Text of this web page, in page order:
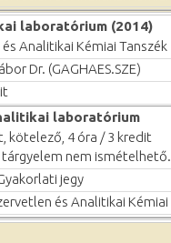
laboratórium (2014)
Analitikai Kémiai Tanszék
Dr. (GAGHAES.SZE)
laboratórium
kötelező, 4 óra / 3 kredit
tárgyelem nem ismételhető.
jegy
és Analitikai Kémiai